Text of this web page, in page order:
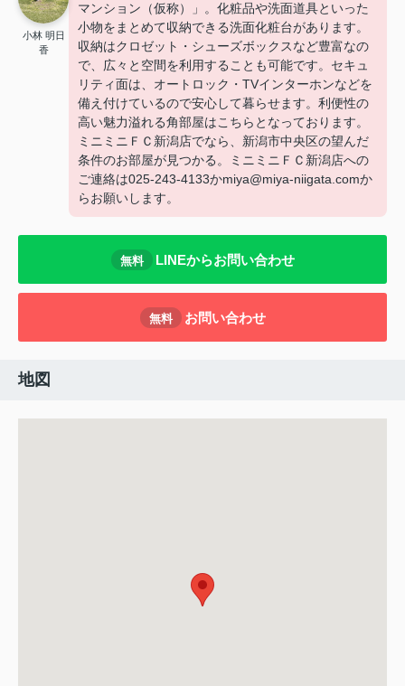
小林 明日
香
マンション（仮称）」。化粧品や洗面道具といった
小物をまとめて収納できる洗面化粧台があります。
収納はクロゼット・シューズボックスなど豊富なの
で、広々と空間を利用することも可能です。セキュ
リティ面は、オートロック・TVインターホンなどを
備え付けているので安心して暮らせます。利便性の
高い魅力溢れる角部屋はこちらとなっております。
ミニミニＦＣ新潟店でなら、新潟市中央区の望んだ
条件のお部屋が見つかる。ミニミニＦＣ新潟店への
ご連絡は025-243-4133かmiya@miya-niigata.comか
らお願いします。
無料 LINEからお問い合わせ
無料 お問い合わせ
地図